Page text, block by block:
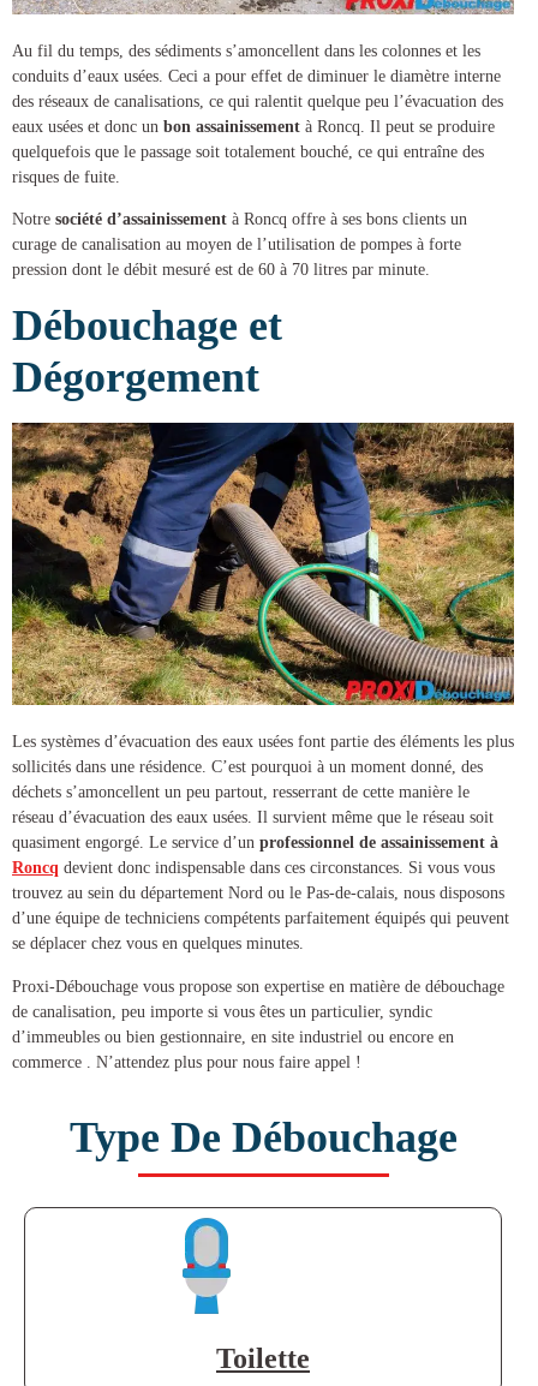
Au fil du temps, des sédiments s’amoncellent dans les colonnes et les
conduits d’eaux usées. Ceci a pour effet de diminuer le diamètre interne
des réseaux de canalisations, ce qui ralentit quelque peu l’évacuation des
eaux usées et donc un bon assainissement à Roncq . Il peut se produire
quelquefois que le passage soit totalement bouché, ce qui entraîne des
risques de fuite.
Notre société d’assainissement à Roncq offre à ses bons clients un
curage de canalisation au moyen de l’utilisation de pompes à forte
pression dont le débit mesuré est de 60 à 70 litres par minute.
Débouchage et
Dégorgement
Les systèmes d’évacuation des eaux usées font partie des éléments les plus
sollicités dans une résidence. C’est pourquoi à un moment donné, des
déchets s’amoncellent un peu partout, resserrant de cette manière le
réseau d’évacuation des eaux usées. Il survient même que le réseau soit
quasiment engorgé. Le service d’un professionnel de assainissement à
Roncq devient donc indispensable dans ces circonstances. Si vous vous
trouvez au sein du département Nord ou le Pas-de-calais, nous disposons
d’une équipe de techniciens compétents parfaitement équipés qui peuvent
se déplacer chez vous en quelques minutes.
Proxi-Débouchage vous propose son expertise en matière de débouchage
de canalisation , peu importe si vous êtes un particulier, syndic
d’immeubles ou bien gestionnaire, en site industriel ou encore en
commerce . N’attendez plus pour nous faire appel !
Type De Débouchage
Toilette